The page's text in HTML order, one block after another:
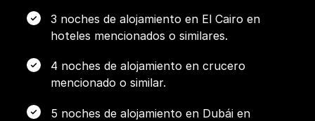
3 noches de alojamiento en El Cairo en
hoteles mencionados o similares.
4 noches de alojamiento en crucero
mencionado o similar.
5 noches de alojamiento en Dubái en